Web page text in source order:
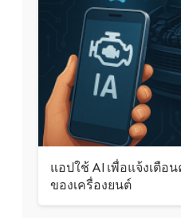
แอปใช้ AI เพื่อแจ้งเตื
ของเครื่องยนต์